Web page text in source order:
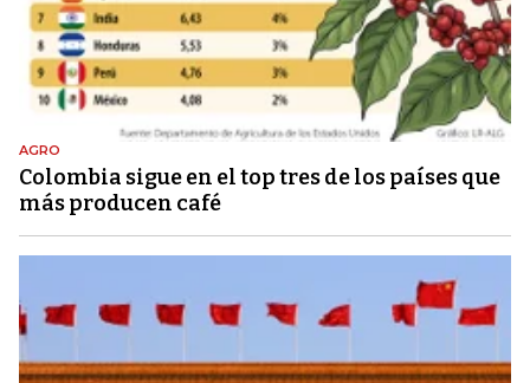
AGRO
Colombia sigue en el top tres de los países que
más producen café